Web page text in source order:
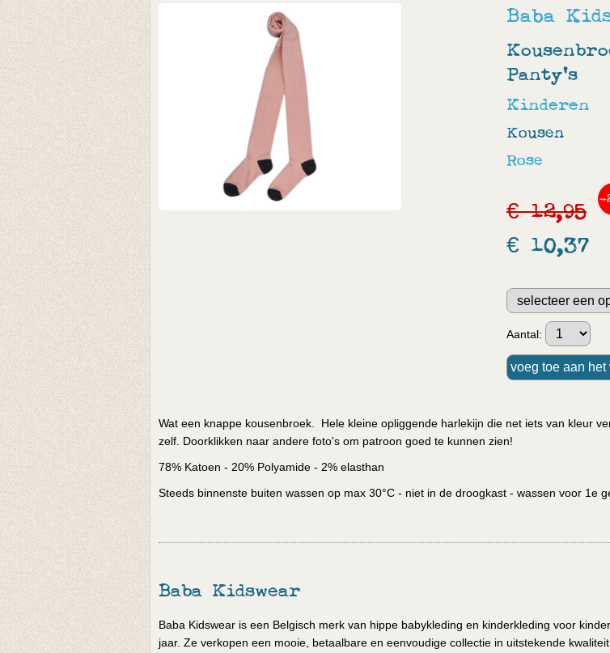
Baba
Panty's
Kinderen
Kousen
Rose
€ 12,95 -
€ 10,37
Aantal:
Wat een knappe kousenbroek. Hele kleine opliggende harlekijn die net iets van kleur
zelf. Doorklikken naar andere foto's om patroon goed te kunnen zien!
78% Katoen - 20% Polyamide - 2% elasthan
Steeds binnenste buiten wassen op max 30°C - niet in de droogkast - wassen voor 1e
Baba Kidswear
Baba Kidswear is een Belgisch merk van hippe babykleding en kinderkleding voor
jaar. Ze verkopen een mooie, betaalbare en eenvoudige collectie in uitstekende